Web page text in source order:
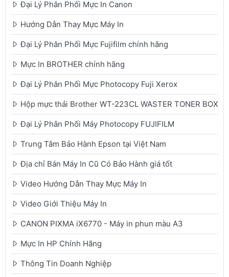
Đại Lý Phân Phối Mực In Canon
Hướng Dẫn Thay Mực Máy In
Đại Lý Phân Phối Mực Fujifilm chính hãng
Mực In BROTHER chính hãng
Đại Lý Phân Phối Mực Photocopy Fuji Xerox
Hộp mực thải Brother WT-223CL WASTER TONER BOX
Đại Lý Phân Phối Máy Photocopy FUJIFILM
Trung Tâm Bảo Hành Epson tại Việt Nam
Địa chỉ Bán Máy In Cũ Có Bảo Hành giá tốt
Video Hướng Dẫn Thay Mực Máy In
Video Giới Thiệu Máy In
CANON PIXMA iX6770 - Máy in phun màu A3
Mực In HP Chính Hãng
Thông Tin Doanh Nghiệp